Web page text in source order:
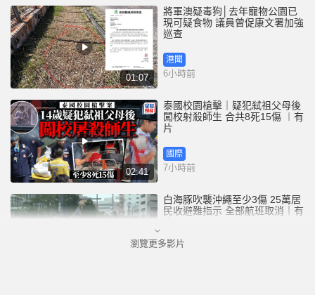
01:07
將軍澳疑毒狗│去年寵物公園已
現可疑食物 議員曾促康文署加強
巡查
港聞
6小時前
02:41
泰國校園槍擊｜疑犯弒祖父母後
闖校射殺師生 合共8死15傷 ︱有
片
國際
7小時前
白海豚吹襲沖繩至少3傷 25萬居
民收避難指示 全部航班取消｜有
國際
瀏覽更多影片